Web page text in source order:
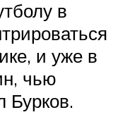
в
и уже в
чью
Бурков.